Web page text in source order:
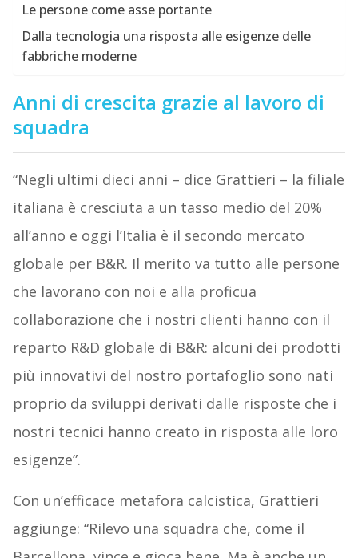
Le persone come asse portante
Dalla tecnologia una risposta alle esigenze delle
fabbriche moderne
Anni di crescita grazie al lavoro di
squadra
“Negli ultimi dieci anni – dice Grattieri – la filiale
italiana è cresciuta a un tasso medio del 20%
all’anno e oggi l’Italia è il secondo mercato
globale per B&R. Il merito va tutto alle persone
che lavorano con noi e alla proficua
collaborazione che i nostri clienti hanno con il
reparto R&D globale di B&R: alcuni dei prodotti
più innovativi del nostro portafoglio sono nati
proprio da sviluppi derivati dalle risposte che i
nostri tecnici hanno creato in risposta alle loro
esigenze”.
Con un’efficace metafora calcistica, Grattieri
aggiunge: “Rilevo una squadra che, come il